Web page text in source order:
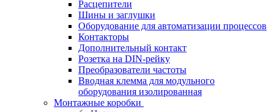
Расцепители
Шины и заглушки
Оборудование для автоматизации процессов
Контакторы
Дополнительный контакт
Розетка на DIN-рейку
Преобразователи частоты
Вводная клемма для модульного
оборудования изолированная
Монтажные коробки